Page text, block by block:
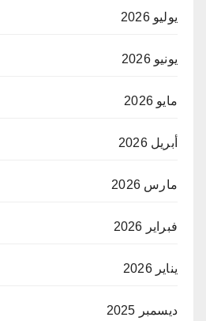
يوليو 2026
يونيو 2026
مايو 2026
أبريل 2026
مارس 2026
فبراير 2026
يناير 2026
ديسمبر 2025